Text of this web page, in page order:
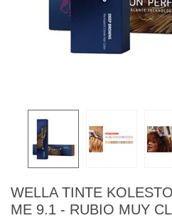
WELLA TINTE
ME 9.1 - RUBIO MUY